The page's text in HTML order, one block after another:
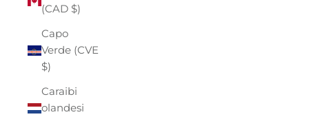
(CAD $)
Capo
Verde (CVE
$)
Caraibi
olandesi